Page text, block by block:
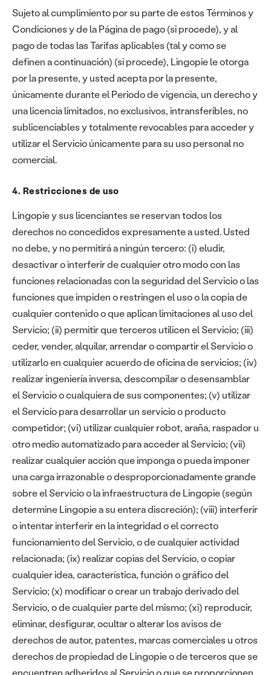
Sujeto al cumplimiento por su parte de estos Términos y
Condiciones y de la Página de pago (si procede), y al
pago de todas las Tarifas aplicables (tal y como se
definen a continuación) (si procede), Lingopie le otorga
por la presente, y usted acepta por la presente,
únicamente durante el Periodo de vigencia, un derecho y
una licencia limitados, no exclusivos, intransferibles, no
sublicenciables y totalmente revocables para acceder y
utilizar el Servicio únicamente para su uso personal no
comercial.
4. Restricciones de uso
Lingopie y sus licenciantes se reservan todos los
derechos no concedidos expresamente a usted. Usted
no debe, y no permitirá a ningún tercero: (i) eludir,
desactivar o interferir de cualquier otro modo con las
funciones relacionadas con la seguridad del Servicio o las
funciones que impiden o restringen el uso o la copia de
cualquier contenido o que aplican limitaciones al uso del
Servicio; (ii) permitir que terceros utilicen el Servicio; (iii)
ceder, vender, alquilar, arrendar o compartir el Servicio o
utilizarlo en cualquier acuerdo de oficina de servicios; (iv)
realizar ingeniería inversa, descompilar o desensamblar
el Servicio o cualquiera de sus componentes; (v) utilizar
el Servicio para desarrollar un servicio o producto
competidor; (vi) utilizar cualquier robot, araña, raspador u
otro medio automatizado para acceder al Servicio; (vii)
realizar cualquier acción que imponga o pueda imponer
una carga irrazonable o desproporcionadamente grande
sobre el Servicio o la infraestructura de Lingopie (según
determine Lingopie a su entera discreción); (viii) interferir
o intentar interferir en la integridad o el correcto
funcionamiento del Servicio, o de cualquier actividad
relacionada; (ix) realizar copias del Servicio, o copiar
cualquier idea, característica, función o gráfico del
Servicio; (x) modificar o crear un trabajo derivado del
Servicio, o de cualquier parte del mismo; (xi) reproducir,
eliminar, desfigurar, ocultar o alterar los avisos de
derechos de autor, patentes, marcas comerciales u otros
derechos de propiedad de Lingopie o de terceros que se
encuentren adheridos al Servicio o que se proporcionen